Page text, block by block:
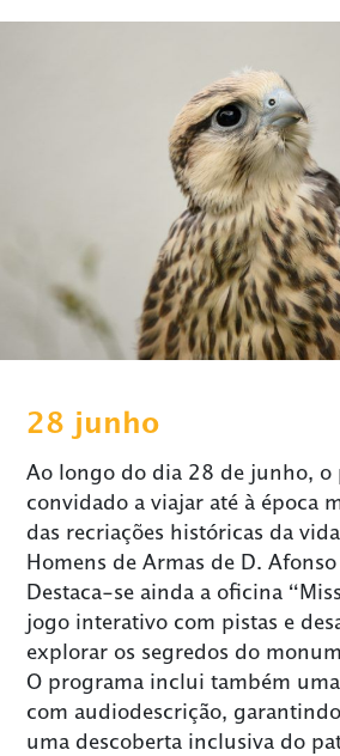
28 junho
Ao longo do dia 28 de junho, o
convidado a viajar até à época
das recriações históricas da
Homens de Armas de D.
Destaca-se ainda a oficina
jogo interativo com pistas e
explorar os segredos do
O programa inclui também
com audiodescrição,
uma descoberta inclusiva do